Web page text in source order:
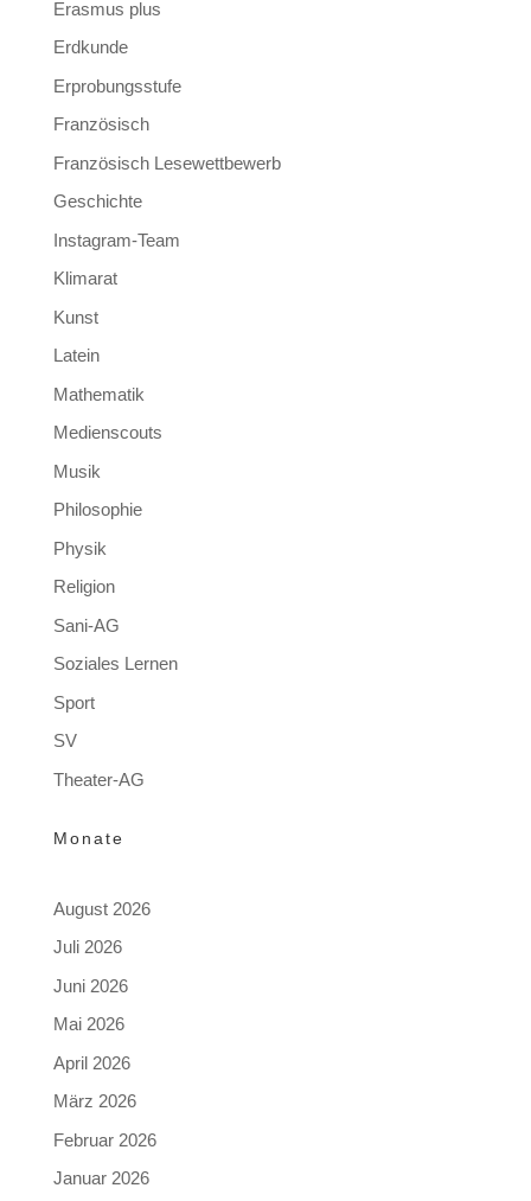
Erasmus plus
Erdkunde
Erprobungsstufe
Französisch
Französisch Lesewettbewerb
Geschichte
Instagram-Team
Klimarat
Kunst
Latein
Mathematik
Medienscouts
Musik
Philosophie
Physik
Religion
Sani-AG
Soziales Lernen
Sport
SV
Theater-AG
Monate
August 2026
Juli 2026
Juni 2026
Mai 2026
April 2026
März 2026
Februar 2026
Januar 2026